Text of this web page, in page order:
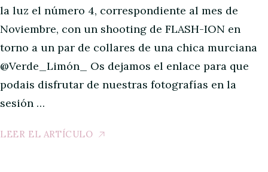
la luz el número 4, correspondiente al mes de
Noviembre, con un shooting de FLASH-ION en
torno a un par de collares de una chica murciana
@Verde_Limón_ Os dejamos el enlace para que
podais disfrutar de nuestras fotografías en la
sesión …
LEER EL ARTÍCULO